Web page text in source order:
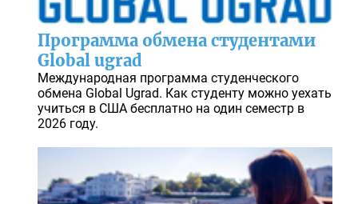
Программа обмена студентами
Global ugrad
Международная программа студенческого
обмена Global Ugrad. Как студенту можно уехать
учиться в США бесплатно на один семестр в
2026 году.